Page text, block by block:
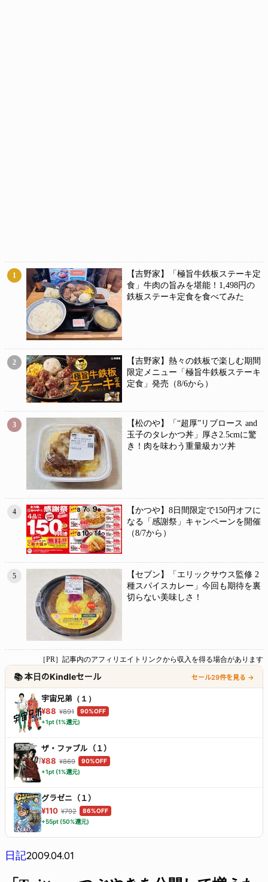
1
【吉野家】「極旨牛鉄板ステーキ定
食」牛肉の旨みを堪能！1,498円の
鉄板ステーキ定食を食べてみた
2
【吉野家】熱々の鉄板で楽しむ期間
限定メニュー「極旨牛鉄板ステーキ
定食」発売（8/6から）
3
【松のや】「“超厚”リブロース and
玉子のタレかつ丼」厚さ2.5cmに驚
き！肉を味わう重量級カツ丼
4
【かつや】8日間限定で150円オフに
なる「感謝祭」キャンペーンを開催
（8/7から）
5
【セブン】「エリックサウス監修 2
種スパイスカレー」今回も期待を裏
切らない美味しさ！
［PR］記事内のアフィリエイトリンクから収入を得る場合があります
📚 本日のKindleセール セール29件を見る →
宇宙兄弟（１）
¥88 ¥891
90%OFF
+1pt (1%還元)
ザ・ファブル（１）
¥88 ¥869
90%OFF
+1pt (1%還元)
グラゼニ（１）
¥110 ¥792
86%OFF
+55pt (50%還元)
日記2009.04.01